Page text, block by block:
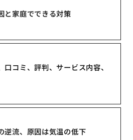
と家庭でできる対策
コミ、評判、サービス内容、
逆流、原因は気温の低下